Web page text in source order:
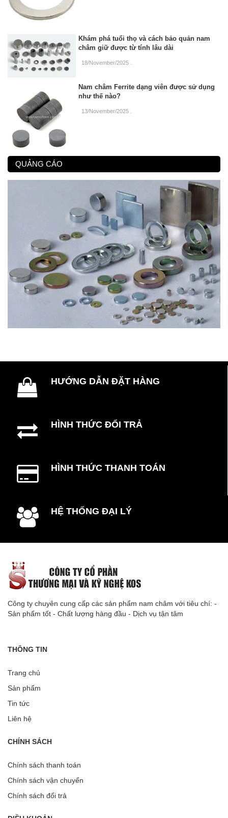
Khám phá tuổi thọ và cách bảo quản nam
châm giữ được từ tính lâu dài
18/November/2025
Nam châm Ferrite dạng viên được sử dụng
như thế nào?
13/November/2025
QUẢNG CÁO
HƯỚNG DẪN ĐẶT HÀNG
HÌNH THỨC ĐỔI TRẢ
HÌNH THỨC THANH TOÁN
HỆ THỐNG ĐẠI LÝ
Công ty chuyên cung cấp các sản phẩm nam châm với tiêu chí: -
Sản phẩm tốt - Chất lượng hàng đầu - Dịch vụ tận tâm
THÔNG TIN
Trang chủ
Sản phẩm
Tin tức
Liên hệ
CHÍNH SÁCH
Chính sách thanh toán
Chính sách vận chuyển
Chính sách đổi trả